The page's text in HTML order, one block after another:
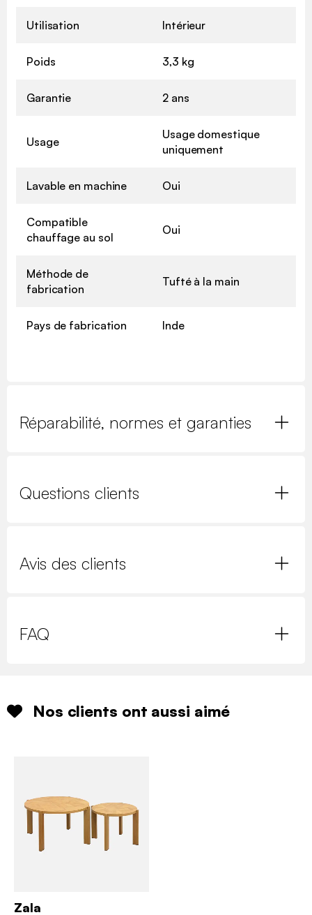
Utilisation Intérieur
Poids 3,3 kg
Garantie 2 ans
Usage
Usage domestique
uniquement
Lavable en machine Oui
Compatible
chauffage au sol
Oui
Méthode de
fabrication
Tufté à la main
Pays de fabrication Inde
Réparabilité, normes et garanties
Questions clients
Avis des clients
FAQ
Nos clients ont aussi aimé
Zala